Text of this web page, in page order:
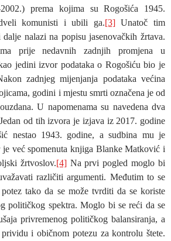
prema kojima su Rogošića 1945.
komunisti i ubili ga.[3]Unatoč tim
nalazi na popisu jasenovačkih žrtava.
prije nedavnih zadnjih promjena u
jedini izvor podataka o Rogošiću bio je
zadnjeg mijenjanja podataka većina
godini i mjestu smrti označena je od
U napomenama su navedena dva
od tih izvora je izjava iz 2017. godine
nestao 1943. godine, a sudbina mu je
već spomenuta knjiga Blanke Matković i
žrtvoslov.[4]Na prvi pogled moglo bi
različiti argumenti. Međutim to se
tako da se može tvrditi da se koriste
političkog spektra. Moglo bi se reći da se
privremenog političkog balansiranja, a
i običnom potezu za kontrolu štete.